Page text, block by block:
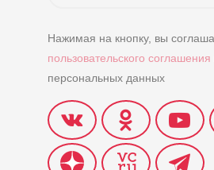
Нажимая на кнопку, вы
пользовательского соглашения
персональных данных